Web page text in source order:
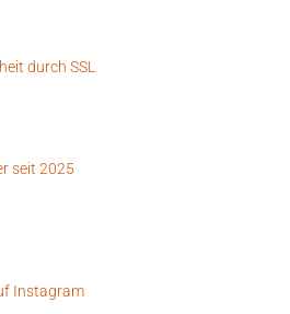
durch SSL
seit 2025
Instagram